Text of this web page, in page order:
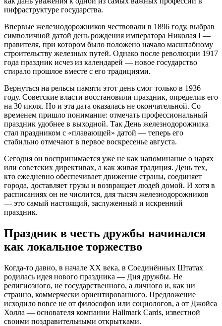
инфраструктуре государства.
Впервые железнодорожников чествовали в 1896 году, выбрав
символичной датой день рождения императора Николая I —
правителя, при котором было положено начало масштабному
строительству железных путей. Однако после революции 1917
года праздник исчез из календарей — новое государство
стирало прошлое вместе с его традициями.
Вернуться на рельсы памяти этот день смог только в 1936
году. Советские власти восстановили праздник, определив его
на 30 июля. Но и эта дата оказалась не окончательной. Со
временем пришло понимание: отмечать профессиональный
праздник удобнее в выходной. Так День железнодорожника
стал праздником с «плавающей» датой — теперь его
стабильно отмечают в первое воскресенье августа.
Сегодня он воспринимается уже не как напоминание о царях
или советских директивах, а как живая традиция. День тех,
кто ежедневно обеспечивает движение страны, соединяет
города, доставляет грузы и возвращает людей домой. И хотя в
расписаниях он не числится, для тысяч железнодорожников
— это самый настоящий, заслуженный и искренний
праздник.
Праздник в честь дружбы начинался
как локальное торжество
Когда-то давно, в начале XX века, в Соединённых Штатах
родилась идея нового праздника — Дня дружбы. Не
религиозного, не государственного, а личного и, как ни
странно, коммерчески ориентированного. Предложение
исходило вовсе не от философов или социологов, а от Джойса
Холла — основателя компании Hallmark Cards, известной
своими поздравительными открытками.